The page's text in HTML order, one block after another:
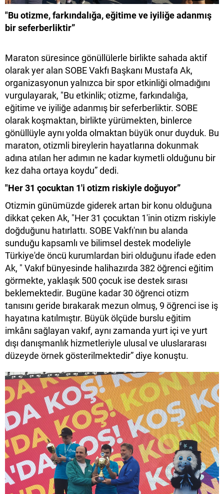
"Bu otizme, farkındalığa, eğitime ve iyiliğe adanmış
bir seferberliktir”
Maraton süresince gönüllülerle birlikte sahada aktif
olarak yer alan SOBE Vakfı Başkanı Mustafa Ak,
organizasyonun yalnızca bir spor etkinliği olmadığını
vurgulayarak, "Bu etkinlik; otizme, farkındalığa,
eğitime ve iyiliğe adanmış bir seferberliktir. SOBE
olarak koşmaktan, birlikte yürümekten, binlerce
gönüllüyle aynı yolda olmaktan büyük onur duyduk. Bu
maraton, otizmli bireylerin hayatlarına dokunmak
adına atılan her adımın ne kadar kıymetli olduğunu bir
kez daha ortaya koydu” dedi.
"Her 31 çocuktan 1'i otizm riskiyle doğuyor”
Otizmin günümüzde giderek artan bir konu olduğuna
dikkat çeken Ak, "Her 31 çocuktan 1'inin otizm riskiyle
doğduğunu hatırlattı. SOBE Vakfı'nın bu alanda
sunduğu kapsamlı ve bilimsel destek modeliyle
Türkiye'de öncü kurumlardan biri olduğunu ifade eden
Ak, " Vakıf bünyesinde halihazırda 382 öğrenci eğitim
görmekte, yaklaşık 500 çocuk ise destek sırası
beklemektedir. Bugüne kadar 30 öğrenci otizm
tanısını geride bırakarak mezun olmuş, 9 öğrenci ise iş
hayatına katılmıştır. Büyük ölçüde burslu eğitim
imkânı sağlayan vakıf, aynı zamanda yurt içi ve yurt
dışı danışmanlık hizmetleriyle ulusal ve uluslararası
düzeyde örnek gösterilmektedir” diye konuştu.